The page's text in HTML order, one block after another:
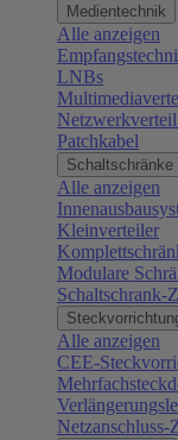
Medientechnik
Alle anzeigen
LNBs
Patchkabel
Schaltschränke
Alle anzeigen
Kleinverteiler
Modulare
Schaltschrank-
Alle anzeigen
CEE-
Netzanschluss-